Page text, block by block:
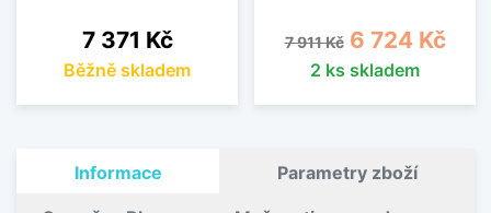
Cena
7 371 Kč
Běžně skladem
Běžná cena
7 911 Kč Cena
6 724 Kč
2 ks skladem
Informace Parametry zboží